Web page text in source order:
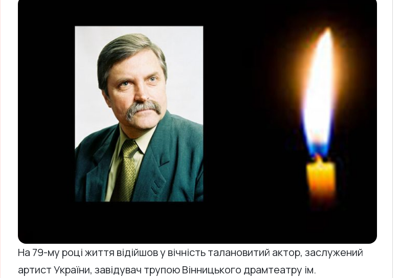
На 79-му році життя відійшов у вічність талановитий актор, заслужений
артист України, завідувач трупою Вінницького драмтеатру ім.